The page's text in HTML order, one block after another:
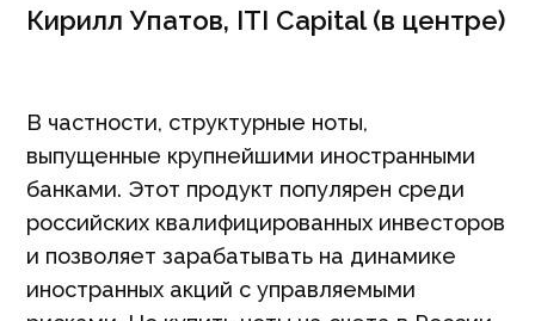
Кирилл Упатов, ITI Capital (в центре)
В частности, структурные ноты,
выпущенные крупнейшими иностранными
банками. Этот продукт популярен среди
российских квалифицированных инвесторов
и позволяет зарабатывать на динамике
иностранных акций с управляемыми